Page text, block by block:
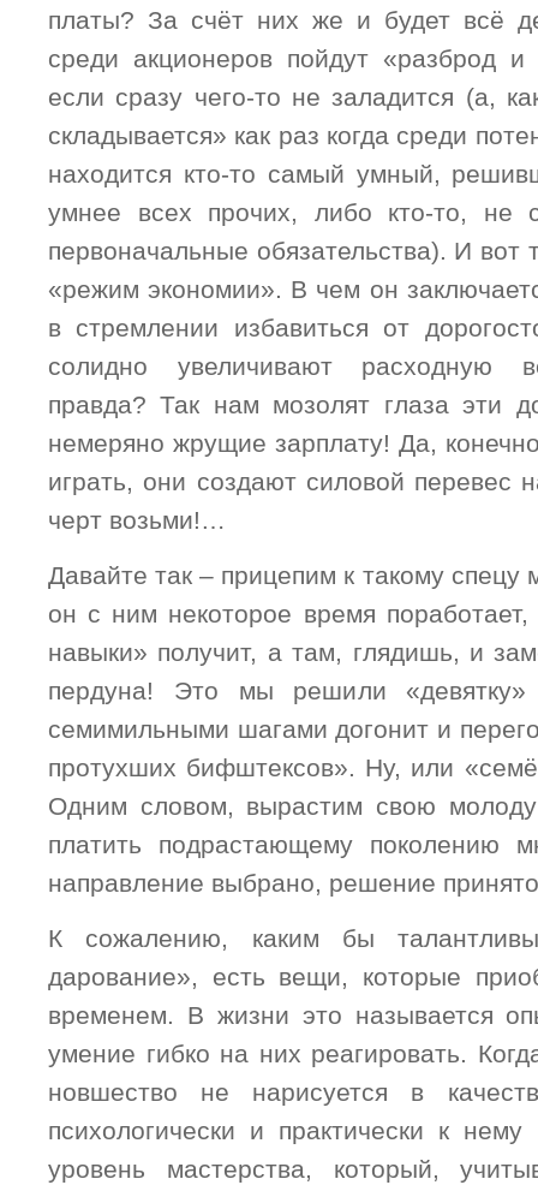
платы? За счёт них же и будет всё
среди акционеров пойдут «разброд
если сразу чего-то не заладится (а,
складывается» как раз когда среди
находится кто-то самый умный,
умнее всех прочих, либо кто-то, не
первоначальные обязательства). И вот
«режим экономии». В чем он
в стремлении избавиться от
солидно увеличивают расходную
правда? Так нам мозолят глаза эти
немеряно жрущие зарплату! Да,
играть, они создают силовой перевес
черт возьми!…
Давайте так – прицепим к такому спецу
он с ним некоторое время
навыки» получит, а там, глядишь, и
пердуна! Это мы решили «девятку»
семимильными шагами догонит и
протухших бифштексов». Ну, или
Одним словом, вырастим свою
платить подрастающему поколению
направление выбрано, решение
К сожалению, каким бы
дарование», есть вещи, которые
временем. В жизни это называется
умение гибко на них реагировать.
новшество не нарисуется в
психологически и практически к
уровень мастерства, который,